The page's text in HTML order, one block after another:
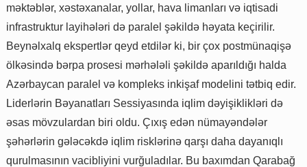
məktəblər, xəstəxanalar, yollar, hava limanları və iqtisadi
infrastruktur layihələri də paralel şəkildə həyata keçirilir.
Beynəlxalq ekspertlər qeyd etdilər ki, bir çox postmünaqişə
ölkəsində bərpa prosesi mərhələli şəkildə aparıldığı halda
Azərbaycan paralel və kompleks inkişaf modelini tətbiq edir.
Liderlərin Bəyanatları Sessiyasında iqlim dəyişiklikləri də
əsas mövzulardan biri oldu. Çıxış edən nümayəndələr
şəhərlərin gələcəkdə iqlim risklərinə qarşı daha dayanıqlı
qurulmasının vacibliyini vurğuladılar. Bu baxımdan Qarabağ